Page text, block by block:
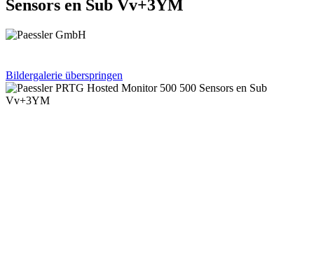
Sensors en Sub Vv+3YM
Bildergalerie überspringen